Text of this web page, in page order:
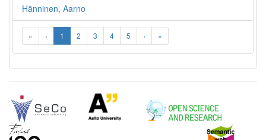
Hänninen, Aarno
« ‹ 1 2 3 4 5 › »